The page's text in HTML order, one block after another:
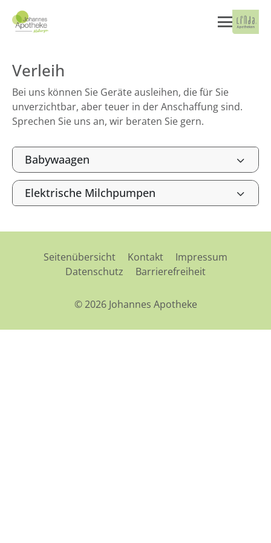
Verleih
Bei uns können Sie Geräte ausleihen, die für Sie
unverzichtbar, aber teuer in der Anschaffung sind.
Sprechen Sie uns an, wir beraten Sie gern.
Babywaagen
Elektrische Milchpumpen
Seitenübersicht Kontakt
Impressum
Datenschutz
Barrierefreiheit
© 2026 Johannes Apotheke